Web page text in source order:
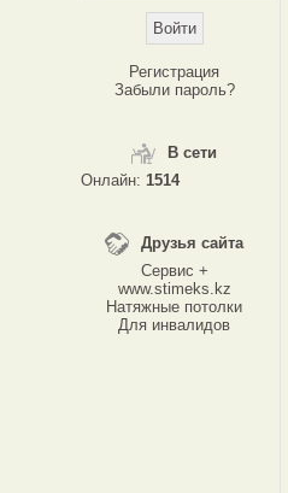
Регистрация
Забыли пароль?
В сети
Онлайн: 1514
Друзья сайта
Сервис +
www.stimeks.kz
Натяжные потолки
Для инвалидов